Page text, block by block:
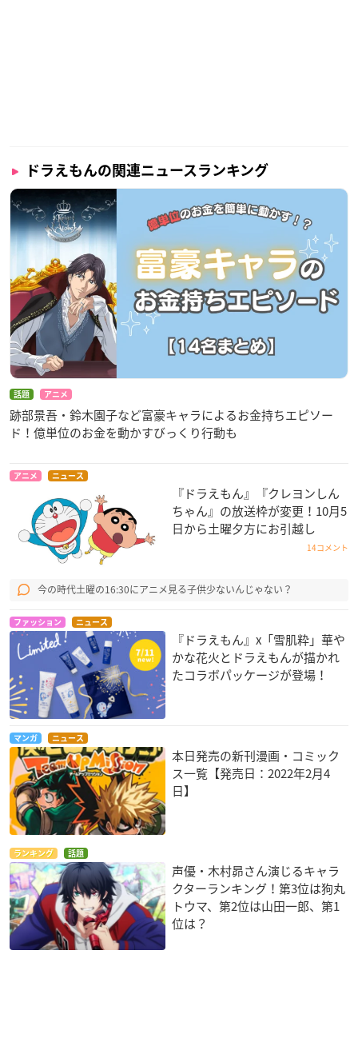
ドラえもんの関連ニュースランキング
話題 アニメ
跡部景吾・鈴木園子など富豪キャラによるお金持ちエピソー
ド！億単位のお金を動かすびっくり行動も
アニメ ニュース
『ドラえもん』『クレヨンしん
ちゃん』の放送枠が変更！10月5
日から土曜夕方にお引越し
14コメント
今の時代土曜の16:30にアニメ見る子供少ないんじゃない？
ファッション ニュース
『ドラえもん』x「雪肌粋」華や
かな花火とドラえもんが描かれ
たコラボパッケージが登場！
マンガ ニュース
本日発売の新刊漫画・コミック
ス一覧【発売日：2022年2月4
日】
ランキング 話題
声優・木村昴さん演じるキャラ
クターランキング！第3位は狗丸
トウマ、第2位は山田一郎、第1
位は？